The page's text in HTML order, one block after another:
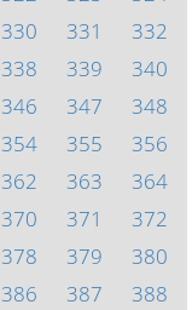
330 331
332
338 339
340
346 347
348
354 355
356
362 363
364
370 371
372
378 379
380
386 387
388